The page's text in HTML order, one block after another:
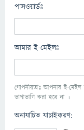
পাসওয়ার্ডঃ
আমার ই-মেইলঃ
গোপনীয়তাঃ আপনার ই-মেইল
ভাগাভাগি করা হবে না ।
অনাযাচিত যাচাইকরণ: